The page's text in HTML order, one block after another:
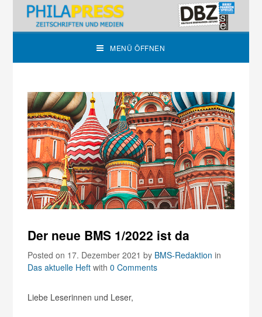
MENÜ ÖFFNEN
Der neue BMS 1/2022 ist da
Posted on 17. Dezember 2021by BMS-Redaktion in
Das aktuelle Heft with0 Comments
Liebe Leserinnen und Leser,